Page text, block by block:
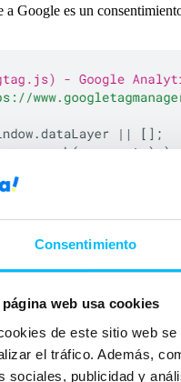
Consentimiento
página web usa cookies
de este sitio web
el tráfico. Además,
sociales, publicidad y
Google es un
entonces el